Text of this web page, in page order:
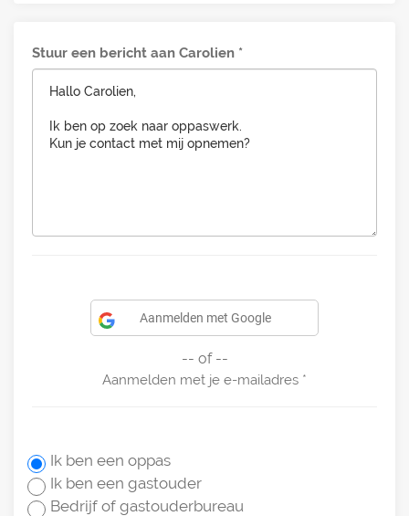
Stuur een bericht aan Carolien
Aanmelden met Google
-- of --
Aanmelden met je e-mailadres
Ik ben een oppas
Ik ben een gastouder
Bedrijf of gastouderbureau